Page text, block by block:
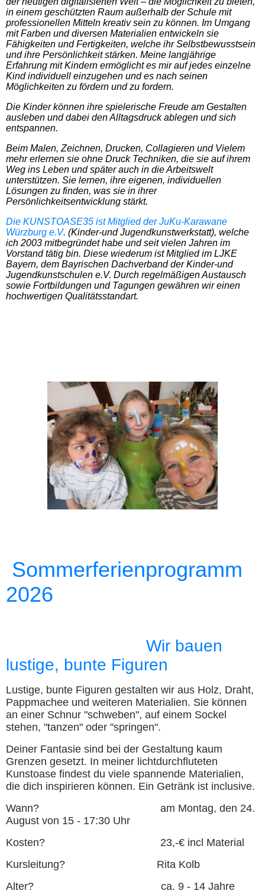
in einem geschützten Raum außerhalb der Schule mit
professionellen Mitteln kreativ sein zu können. Im Umgang
mit Farben und diversen Materialien entwickeln sie
Fähigkeiten und Fertigkeiten, welche ihr Selbstbewusstsein
und ihre Persönlichkeit stärken. Meine langjährige
Erfahrung mit Kindern ermöglicht es mir auf jedes einzelne
Kind individuell einzugehen und es nach seinen
Möglichkeiten zu fördern und zu fordern.
Die Kinder können ihre spielerische Freude am Gestalten
ausleben und dabei den Alltagsdruck ablegen und sich
entspannen.
Beim Malen, Zeichnen, Drucken, Collagieren und Vielem
mehr erlernen sie ohne Druck Techniken, die sie auf ihrem
Weg ins Leben und später auch in die Arbeitswelt
unterstützen. Sie lernen, ihre eigenen, individuellen
Lösungen zu finden, was sie in ihrer
Persönlichkeitsentwicklung stärkt.
Die KUNSTOASE35 ist Mitglied der JuKu-Karawane
Würzburg e.V. (Kinder-und Jugendkunstwerkstatt), welche
ich 2003 mitbegründet habe und seit vielen Jahren im
Vorstand tätig bin. Diese wiederum ist Mitglied im LJKE
Bayern, dem Bayrischen Dachverband der Kinder-und
Jugendkunstschulen e.V. Durch regelmäßigen Austausch
sowie Fortbildungen und Tagungen gewähren wir einen
hochwertigen Qualitätsstandart.
Sommerferienprogramm
2026
Wir bauen
lustige, bunte Figuren
Lustige, bunte Figuren gestalten wir aus Holz, Draht,
Pappmachee und weiteren Materialien. Sie können
an einer Schnur "schweben", auf einem Sockel
stehen, "tanzen" oder "springen".
Deiner Fantasie sind bei der Gestaltung kaum
Grenzen gesetzt. In meiner lichtdurchfluteten
Kunstoase findest du viele spannende Materialien,
die dich inspirieren können. Ein Getränk ist inclusive.
Wann? am Montag, den 24.
August von 15 - 17:30 Uhr
Kosten? 23,-€ incl Material
Kursleitung? Rita Kolb
Alter? ca. 9 - 14 Jahre